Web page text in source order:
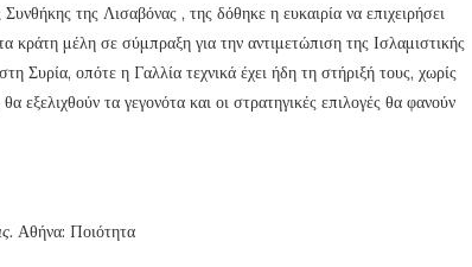
της Λισαβόνας , της δόθηκε η ευκαιρία να επιχειρήσει
μέλη σε σύμπραξη για την αντιμετώπιση της Ισλαμιστικής
Συρία, οπότε η Γαλλία τεχνικά έχει ήδη τη στήριξή τους, χωρίς
τα γεγονότα και οι στρατηγικές επιλογές θα φανούν
Αθήνα: Ποιότητα